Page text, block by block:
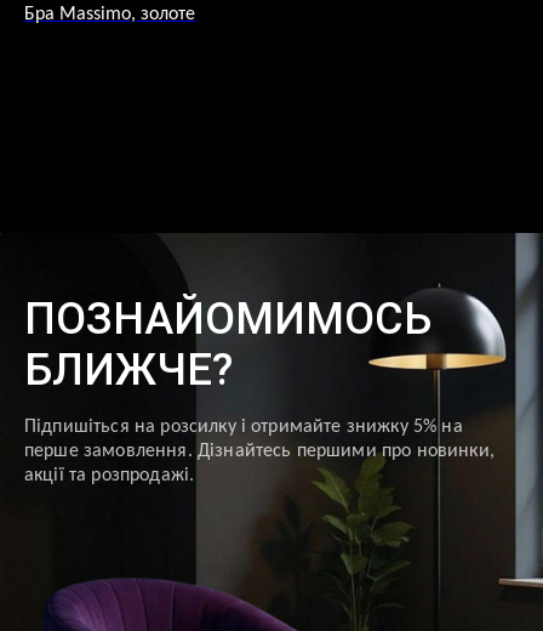
Бра Massimo, золоте
ПОЗНАЙОМИМОСЬ
БЛИЖЧЕ?
Підпишіться на розсилку і отримайте знижку 5% на
перше замовлення. Дізнайтесь першими про новинки,
акції та розпродажі.